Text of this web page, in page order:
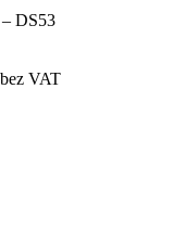
DS53
VAT